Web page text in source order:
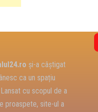
și-a câștigat
ca un spațiu
cu scopul de a
proaspete, site-ul a